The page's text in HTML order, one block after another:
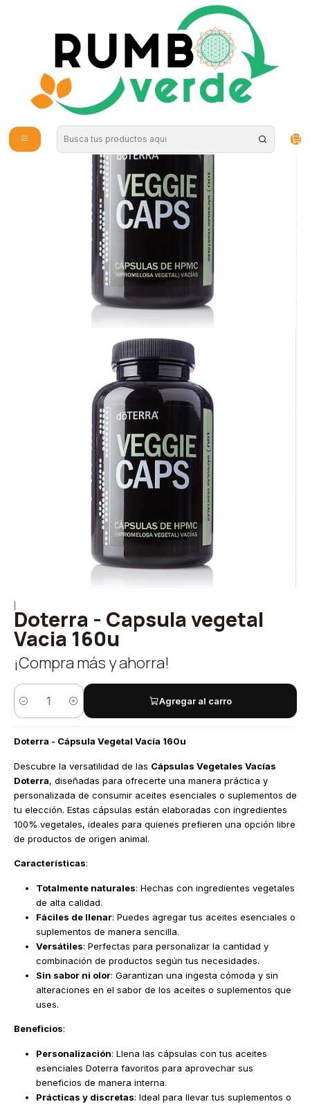
Envío gratis por compras sobre los 59.990 en la provincia de Santiago
Doterra - Capsula vegetal Vacia 160u
Doterra - Capsula vegetal
Vacia 160u
¡Compra más y ahorra!
Cantidad
Agregar al carro
Doterra - Cápsula Vegetal Vacía 160u
Descubre la versatilidad de las Cápsulas Vegetales Vacías
Doterra, diseñadas para ofrecerte una manera práctica y
personalizada de consumir aceites esenciales o suplementos de
tu elección. Estas cápsulas están elaboradas con ingredientes
100% vegetales, ideales para quienes prefieren una opción libre
de productos de origen animal.
Características:
Totalmente naturales: Hechas con ingredientes vegetales
de alta calidad.
Fáciles de llenar: Puedes agregar tus aceites esenciales o
suplementos de manera sencilla.
Versátiles: Perfectas para personalizar la cantidad y
combinación de productos según tus necesidades.
Sin sabor ni olor: Garantizan una ingesta cómoda y sin
alteraciones en el sabor de los aceites o suplementos que
uses.
Beneficios:
Personalización: Llena las cápsulas con tus aceites
esenciales Doterra favoritos para aprovechar sus
beneficios de manera interna.
Prácticas y discretas: Ideal para llevar tus suplementos o